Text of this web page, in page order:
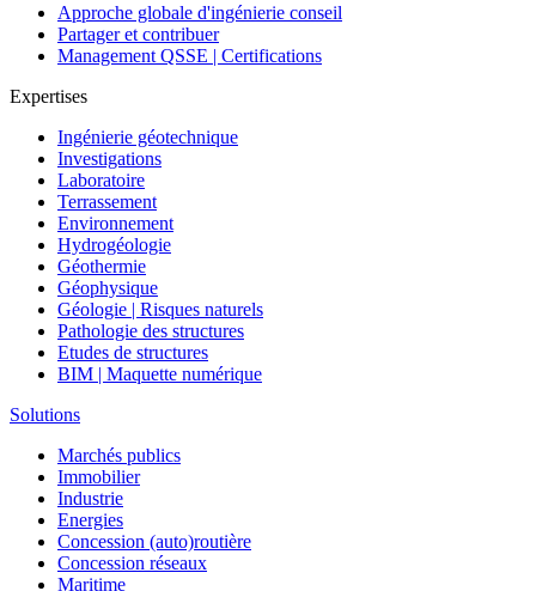
Approche globale d'ingénierie conseil
Partager et contribuer
Management QSSE | Certifications
Expertises
Ingénierie géotechnique
Investigations
Laboratoire
Terrassement
Environnement
Hydrogéologie
Géothermie
Géophysique
Géologie | Risques naturels
Pathologie des structures
Etudes de structures
BIM | Maquette numérique
Solutions
Marchés publics
Immobilier
Industrie
Energies
Concession (auto)routière
Concession réseaux
Maritime